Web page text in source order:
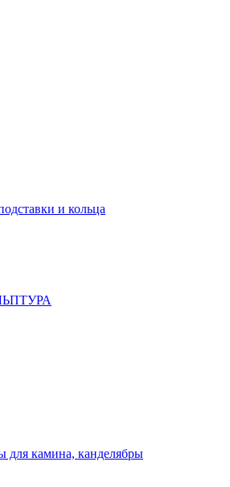
и кольца
для камина, канделябры